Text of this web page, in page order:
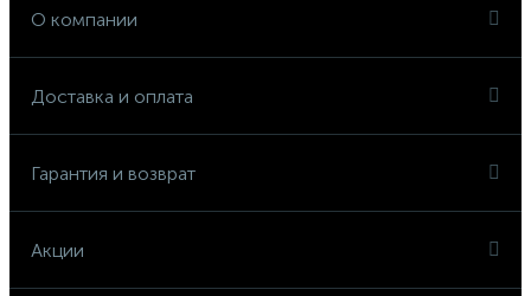
О компании
Доставка и оплата
Гарантия и возврат
Акции